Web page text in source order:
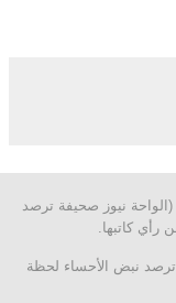
(الواحة نيوز صحيفة ترصد
رأي كاتبها.
ترصد نبض الأحساء لحظة